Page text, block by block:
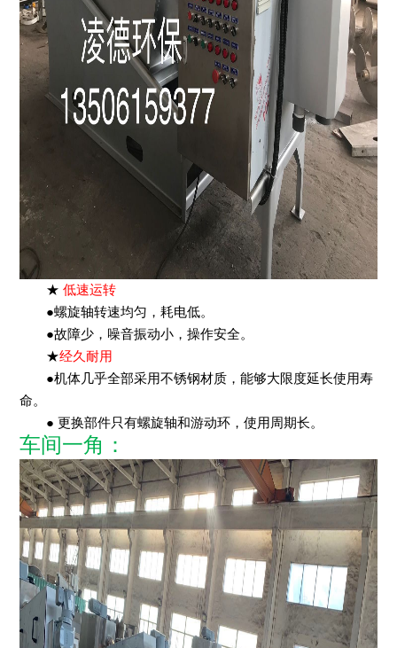
★低速运转
●螺旋轴转速均匀，耗电低。
●故障少，噪音振动小，操作安全。
★经久耐用
●机体几乎全部采用不锈钢材质，能够大限度延长使用寿
命。
● 更换部件只有螺旋轴和游动环，使用周期长。
车间一角：